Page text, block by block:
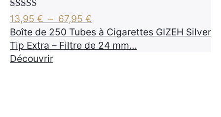
Note4.25
sur 5
13,95 € – 67,95 €
de
prix :
Boîte de 250 Tubes à Cigarettes GIZEH Silver
Tip Extra – Filtre de 24 mm…
Découvrir